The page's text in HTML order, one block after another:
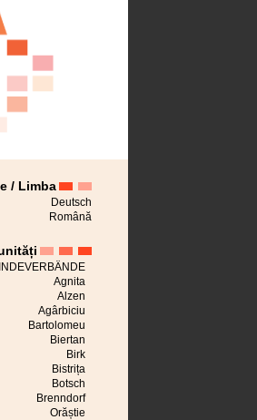
/ Limba
Deutsch
Română
Agnita
Alzen
Agârbiciu
Bartolomeu
Biertan
Birk
Bistrița
Botsch
Brenndorf
Orăștie